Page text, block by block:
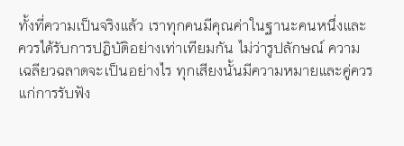
ทั้งที่ความเป็นจริงแล้ว เราทุกคนมีคุณค่าในฐานะคนหนึ่งและ
ควรได้รับการปฏิบัติอย่างเท่าเทียมกัน ไม่ว่ารูปลักษณ์ ความ
เฉลียวฉลาดจะเป็นอย่างไร ทุกเสียงนั้นมีความหมายและคู่ควร
แก่การรับฟัง